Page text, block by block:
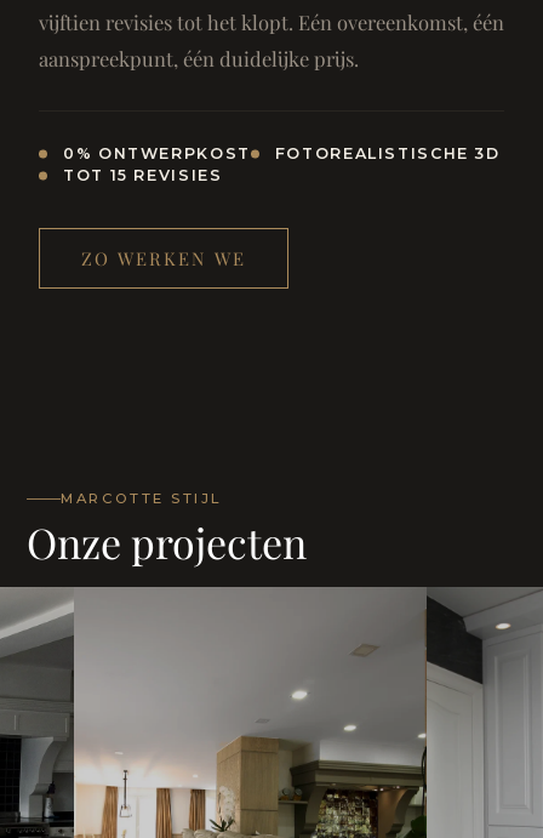
vijftien revisies tot het klopt. Eén overeenkomst, één
aanspreekpunt, één duidelijke prijs.
0% ONTWERPKOST
FOTOREALISTISCHE 3D
TOT 15 REVISIES
ZO WERKEN WE
MARCOTTE STIJL
Onze projecten